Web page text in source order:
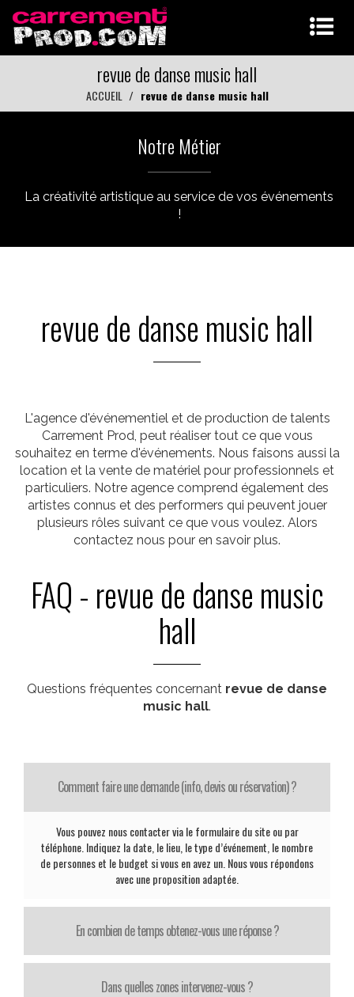
revue de danse music hall
ACCUEIL revue de danse music hall
Notre Métier
La créativité artistique au service de vos événements
!
revue de danse music hall
L'agence d'événementiel et de production de talents
Carrement Prod, peut réaliser tout ce que vous
souhaitez en terme d'événements. Nous faisons aussi la
location et la vente de matériel pour professionnels et
particuliers. Notre agence comprend également des
artistes connus et des performers qui peuvent jouer
plusieurs rôles suivant ce que vous voulez. Alors
contactez nous pour en savoir plus.
FAQ - revue de danse music
hall
Questions fréquentes concernant revue de danse
music hall.
Comment faire une demande (info, devis ou réservation) ?
Vous pouvez nous contacter via le formulaire du site ou par
téléphone. Indiquez la date, le lieu, le type d’événement, le nombre
de personnes et le budget si vous en avez un. Nous vous répondons
avec une proposition adaptée.
En combien de temps obtenez-vous une réponse ?
Dans quelles zones intervenez-vous ?